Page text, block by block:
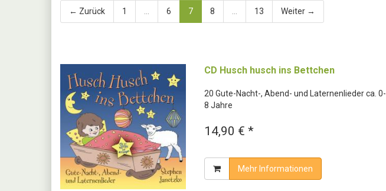
← Zurück 1 6 7 8 13 Weiter →
CD Husch husch ins Bettchen
20 Gute-Nacht-, Abend- und Laternenlieder ca. 0-
8 Jahre
14,90 € *
Mehr Informationen